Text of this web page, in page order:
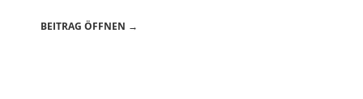
BEITRAG ÖFFNEN →